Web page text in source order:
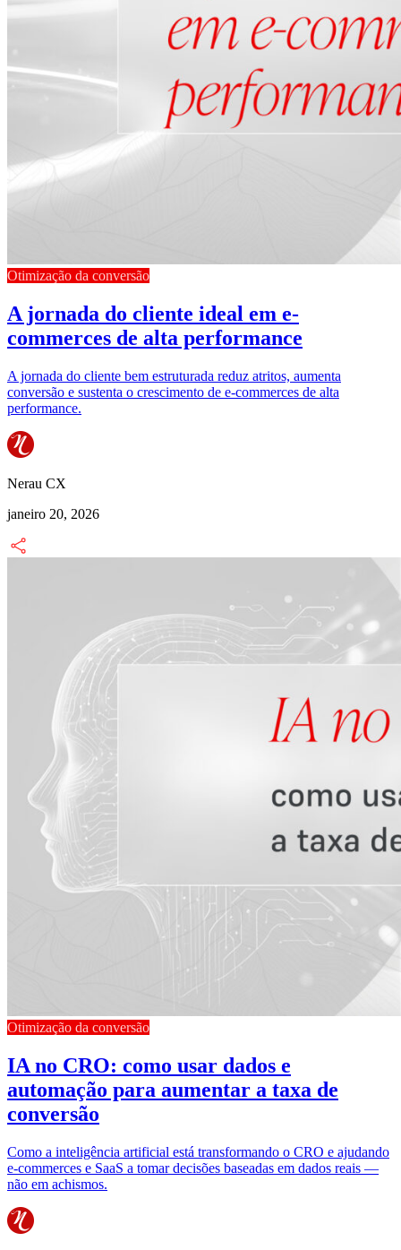
Otimização da conversão
A jornada do cliente ideal em e-
commerces de alta performance
A jornada do cliente bem estruturada reduz atritos, aumenta
conversão e sustenta o crescimento de e-commerces de alta
performance.
Nerau CX
janeiro 20, 2026
Otimização da conversão
IA no CRO: como usar dados e
automação para aumentar a taxa de
conversão
Como a inteligência artificial está transformando o CRO e ajudando
e-commerces e SaaS a tomar decisões baseadas em dados reais —
não em achismos.